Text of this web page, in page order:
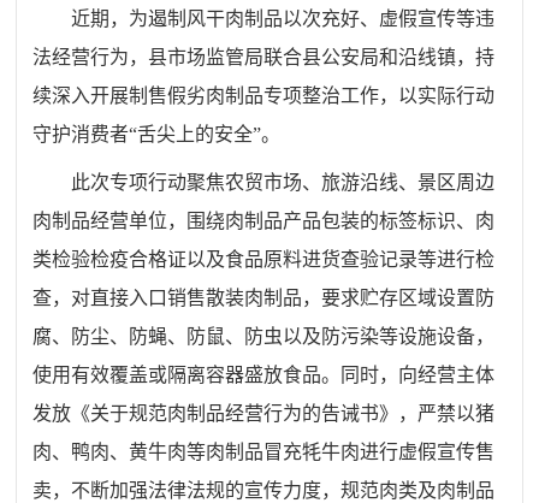
近期，为遏制风干肉制品以次充好、 虚假宣传等违
法经营行为， 县市场监管局联合县公安局和沿线镇，持
续深入开展制售假劣肉制品专项整治工作，以实际行动
守护消费者“舌尖上的安全”。
此次专项行动聚焦农贸市场、旅游沿线、景区周边
肉制品经营单位，
围绕肉制品产品包装的标签标识、肉
类检验检疫合格证以及食品原料进货查验记录等进行检
查， 对直接入口销售散装肉制品，要求贮存区域设置防
腐、防尘、防蝇、防鼠、防虫以及防污染等设施设备，
使用有效覆盖或隔离容器盛放食品。
同时，向经营主体
发放 《关于规范肉制品经营行为的告诫书》，严禁以猪
肉、鸭肉、黄牛肉等肉制品冒充牦牛肉进行虚假宣传售
卖，不断加强法律法规的宣传力度，规范肉类及肉制品